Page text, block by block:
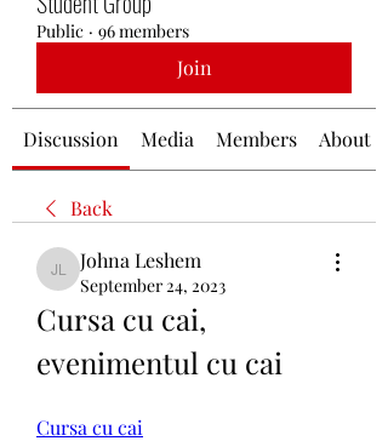
Public · 96 members
Join
Discussion Media Members About
Back
Johna Leshem
Johna Leshem
September 24, 2023
Cursa cu cai,
evenimentul cu cai
Cursa cu cai